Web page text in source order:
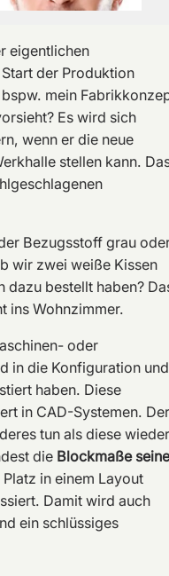
eigentlichen
der Produktion
mein
Es wird sich
wenn er die neue
stellen kann.
Bezugsstoff grau
wir zwei weiße Kissen
dazu bestellt haben?
ins Wohnzimmer.
oder
in die Konfiguration und
haben. Diese
in CAD-Systemen. Der
tun als diese wieder
die Blockmaße
in einem Layout
Damit wird auch
ein schlüssiges